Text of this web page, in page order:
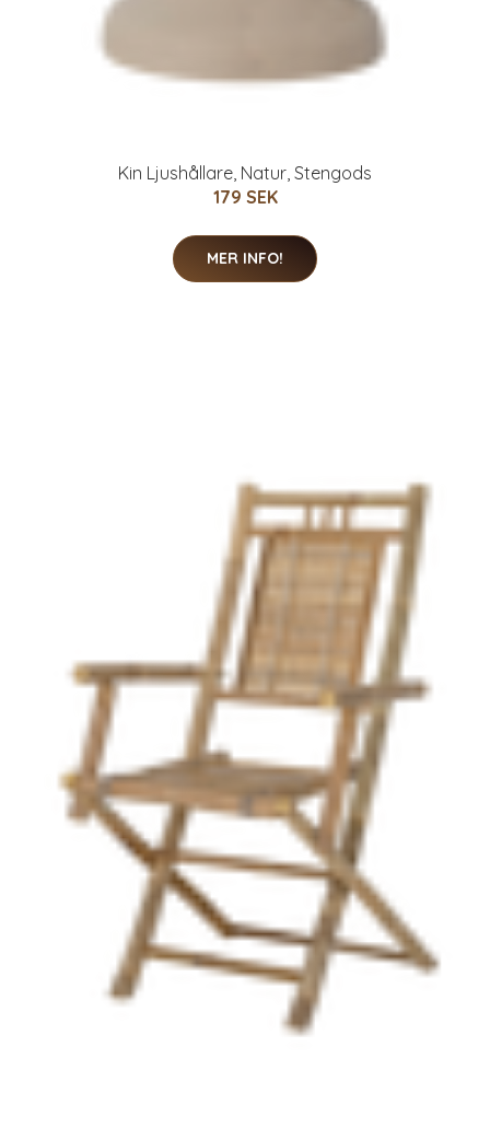
Kin Ljushållare, Natur, Stengods
179 SEK
MER INFO!